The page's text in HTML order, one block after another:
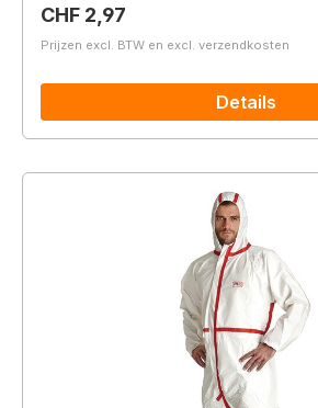
Normale prijs:
CHF 2,97
Prijzen excl. BTW en excl. verzendkosten
Details